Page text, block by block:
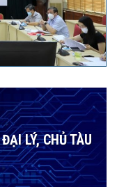
LÝ, CHỦ TÀU